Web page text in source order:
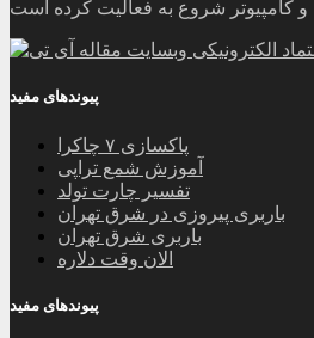
پیوندهای مفید
پاکسازی ۷ چاکرا
آموزش شمع تراپی
تفسیر چارت تولد
باربری پیروزی در شرق تهران
باربری شرق تهران
الان وقت دلاره
پیوندهای مفید